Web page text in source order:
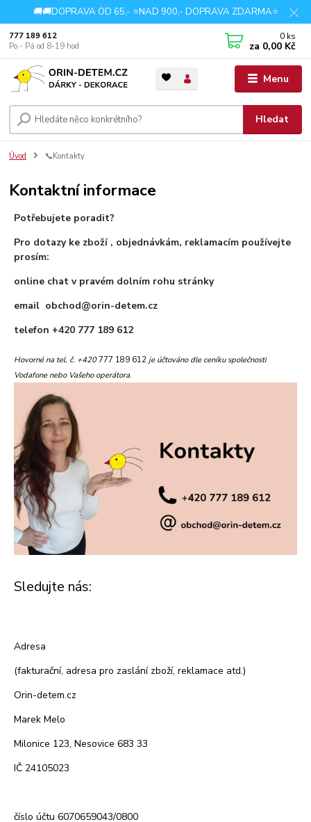
🚚🚚DOPRAVA OD 65,- ⭐NAD 900,- DOPRAVA ZDARMA⭐
Menu
Hledat
777 189 612
Po - Pá od 8-19 hod
0 ks
za 0,00 Kč
Úvod 📞Kontakty
Kontaktní informace
Potřebujete poradit?
Pro dotazy ke zboží , objednávkám, reklamacím používejte
prosím:
online chat v pravém dolním rohu stránky
email obchod@orin-detem.cz
telefon +420 777 189 612
Hovorné na tel. č. +420777 189 612 je účtováno dle ceníku společnosti
Vodafone nebo Vašeho operátora.
Sledujte nás:
Adresa
(fakturační, adresa pro zaslání zboží, reklamace atd.)
Orin-detem.cz
Marek Melo
Milonice 123, Nesovice 683 33
IČ 24105023
číslo účtu 6070659043/0800